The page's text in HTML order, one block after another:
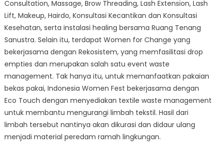
Consultation, Massage, Brow Threading, Lash Extension, Lash
Lift, Makeup, Hairdo, Konsultasi Kecantikan dan Konsultasi
Kesehatan, serta instalasi healing bersama Ruang Tenang
Sanustra. Selain itu, terdapat Women for Change yang
bekerjasama dengan Rekosistem, yang memfasilitasi drop
empties dan merupakan salah satu event waste
management. Tak hanya itu, untuk memanfaatkan pakaian
bekas pakai, Indonesia Women Fest bekerjasama dengan
Eco Touch dengan menyediakan textile waste management
untuk membantu mengurangi limbah tekstil. Hasil dari
limbah tersebut nantinya akan dikurasi dan didaur ulang
menjadi material peredam ramah lingkungan.